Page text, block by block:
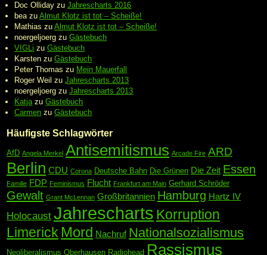
Doc Olliday zuJahrescharts 2016
beazuAlmut Klotz ist tot – Scheiße!
Mathias zuAlmut Klotz ist tot – Scheiße!
noergeljoerg zuGästebuch
VIGLi zuGästebuch
Karsten zuGästebuch
Peter Thomas zu Mein Mauerfall
Roger Weil zuJahrescharts 2013
noergeljoerg zuJahrescharts 2013
KatjazuGästebuch
Carmen zuGästebuch
Häufigste Schlagwörter
AfD Angela Merkel Antisemitismus Arcade Fire ARD
Berlin CDU Corona Deutsche Bahn Die Grünen Die Zeit Essen
Familie FDP Feminismus Flucht Frankfurt am Main Gerhard Schröder
Gewalt Grant McLennan Großbritannien Hamburg Hartz IV
Holocaust Jahrescharts Korruption
Limerick Mord Nachruf Nationalsozialismus
Neoliberalismus Oberhausen Radiohead Rassismus